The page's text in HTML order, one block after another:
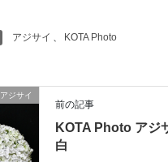
アジサイ 、 KOTA Photo
アジサイ
前の記事
KOTA Photo アジ
白